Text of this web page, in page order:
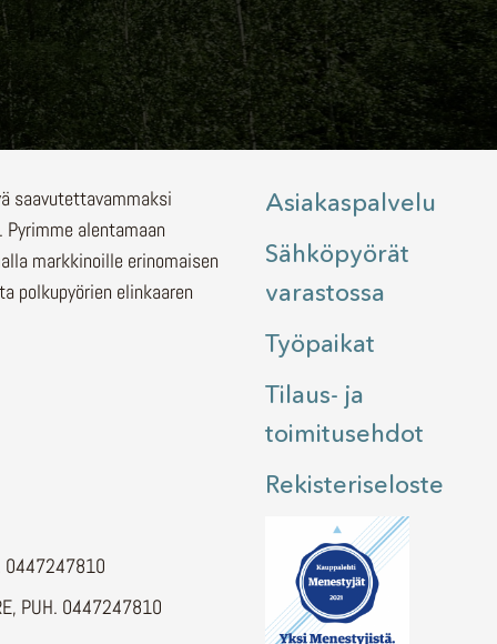
saavutettavammaksi
Pyrimme alentamaan
markkinoille erinomaisen
polkupyörien elinkaaren
0447247810
PUH. 0447247810
Asiakaspalvelu
Sähköpyörät
varastossa
Työpaikat
Tilaus- ja
toimitusehdot
Rekisteriseloste